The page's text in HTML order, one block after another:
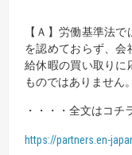
【Ａ】労働基準法
を認めておらず、会
給休暇の買い取りに
ものではありません
・・・・全文はコチ
https://partners.en-